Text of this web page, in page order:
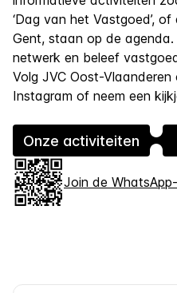
‘Dag van het Vastgoed’,
Gent, staan op de
netwerk en beleef
Volg JVC Oost-
Instagram of neem een
Onze activiteiten
Join de